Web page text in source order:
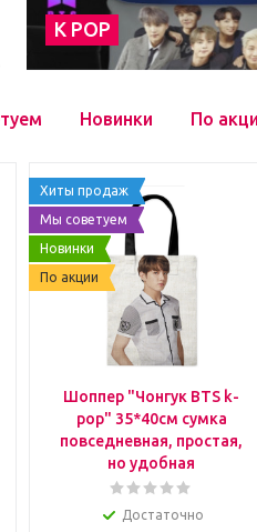
К POP
Новинки По
Хиты продаж
Мы советуем
Новинки
По акции
Шоппер "Чонгук BTS k-
pop" 35*40см сумка
повседневная, простая,
но удобная
Достаточно